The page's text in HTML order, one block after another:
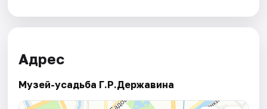
Адрес
Музей-усадьба Г.Р.Державина